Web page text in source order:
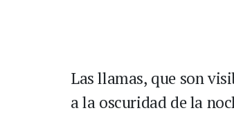
Las llamas, que son
a la oscuridad de la